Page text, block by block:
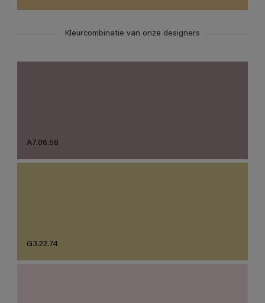
Kleurcombinatie van onze designers
A7.06.56
G3.22.74